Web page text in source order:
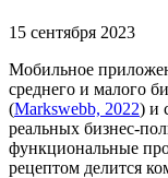
15 сентября 2023
Мобильное
среднего и малого
(Markswebb, 2022) и
реальных бизнес-
функциональные
рецептом делится